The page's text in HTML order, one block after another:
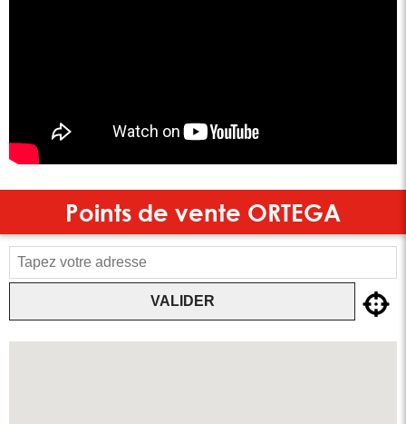
Points de vente ORTEGA
VALIDER